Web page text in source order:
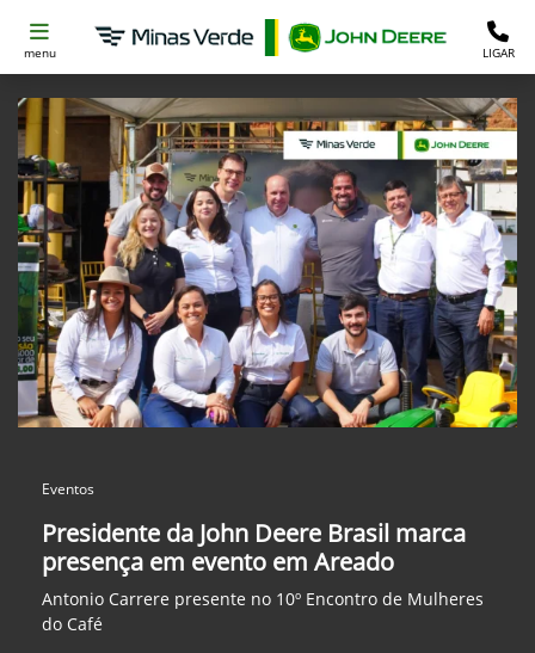
menu LIGAR
Eventos
Presidente da John Deere Brasil marca
presença em evento em Areado
Antonio Carrere presente no 10º Encontro de Mulheres
do Café